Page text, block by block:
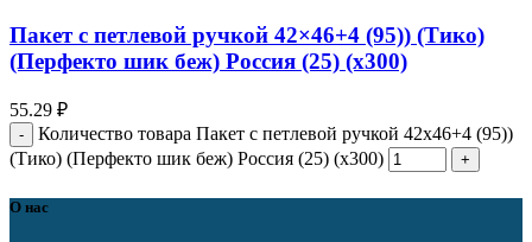
Пакет с петлевой ручкой 42×46+4 (95)) (Тико)
(Перфекто шик беж) Россия (25) (х300)
55.29 ₽
Количество товара Пакет с петлевой ручкой 42x46+4 (95))
(Тико) (Перфекто шик беж) Россия (25) (х300)
О нас